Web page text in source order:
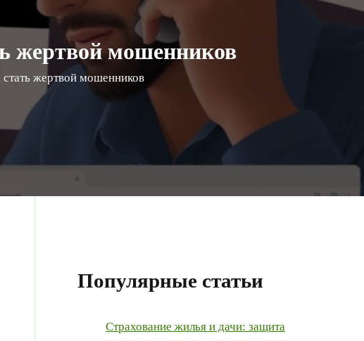
жертвой мошенников
жертвой мошенников
Популярные статьи
Страхование жилья и дачи: защита